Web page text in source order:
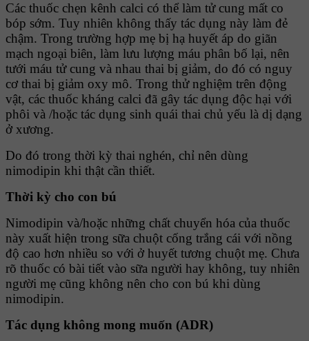
Các thuốc chẹn kênh calci có thể làm tử cung mất co
bóp sớm. Tuy nhiên không thấy tác dụng này làm đẻ
chậm. Trong trường hợp mẹ bị hạ huyết áp do giãn
mạch ngoại biên, làm lưu lượng máu phân bố lại, nên
tưới máu tử cung và nhau thai bị giảm, do đó có nguy
cơ thai bị giảm oxy mô. Trong thử nghiệm trên động
vật, các thuốc kháng calci đã gây tác dụng độc hại với
phôi và /hoặc tác dụng sinh quái thai chủ yếu là dị dạng
ở xương.
Do đó trong thời kỳ thai nghén, chỉ nên dùng
nimodipin khi thật cần thiết.
Thời kỳ cho con bú
Nimodipin và/hoặc những chất chuyển hóa của thuốc
này xuất hiện trong sữa chuột cống trắng cái với nồng
độ cao hơn nhiều so với ở huyết tương chuột mẹ. Chưa
rõ thuốc có bài tiết vào sữa người hay không, tuy nhiên
người mẹ cũng không nên cho con bú khi dùng
nimodipin.
Tác dụng không mong muốn (ADR)